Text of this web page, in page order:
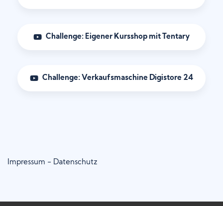
Challenge: Eigener Kursshop mit Tentary
Challenge: Verkaufsmaschine Digistore 24
Impressum - Datenschutz